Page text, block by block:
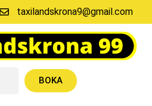
taxilandskrona9@gmail.com
BOKA